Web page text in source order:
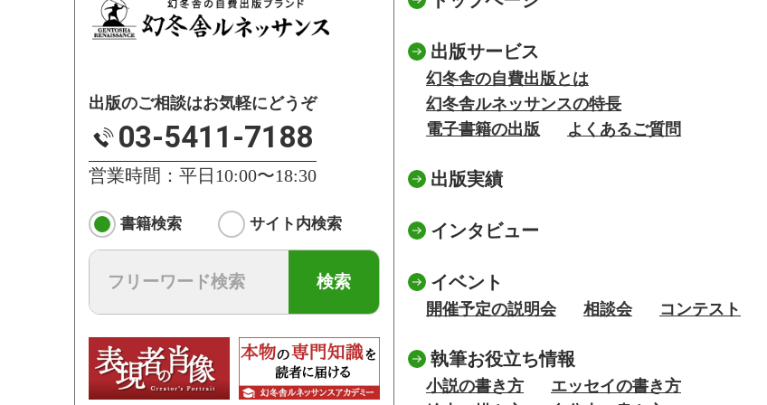
出版のご相談はお気軽にどうぞ
03-5411-7188
営業時間：平日10:00〜18:30
書籍検索 サイト内検索
検索
出版サービス
幻冬舎の自費出版とは
幻冬舎ルネッサンスの特長
電子書籍の出版
よくあるご質問
出版実績
インタビュー
イベント
開催予定の説明会 相談会 コンテスト
執筆お役立ち情報
小説の書き方
エッセイの書き方